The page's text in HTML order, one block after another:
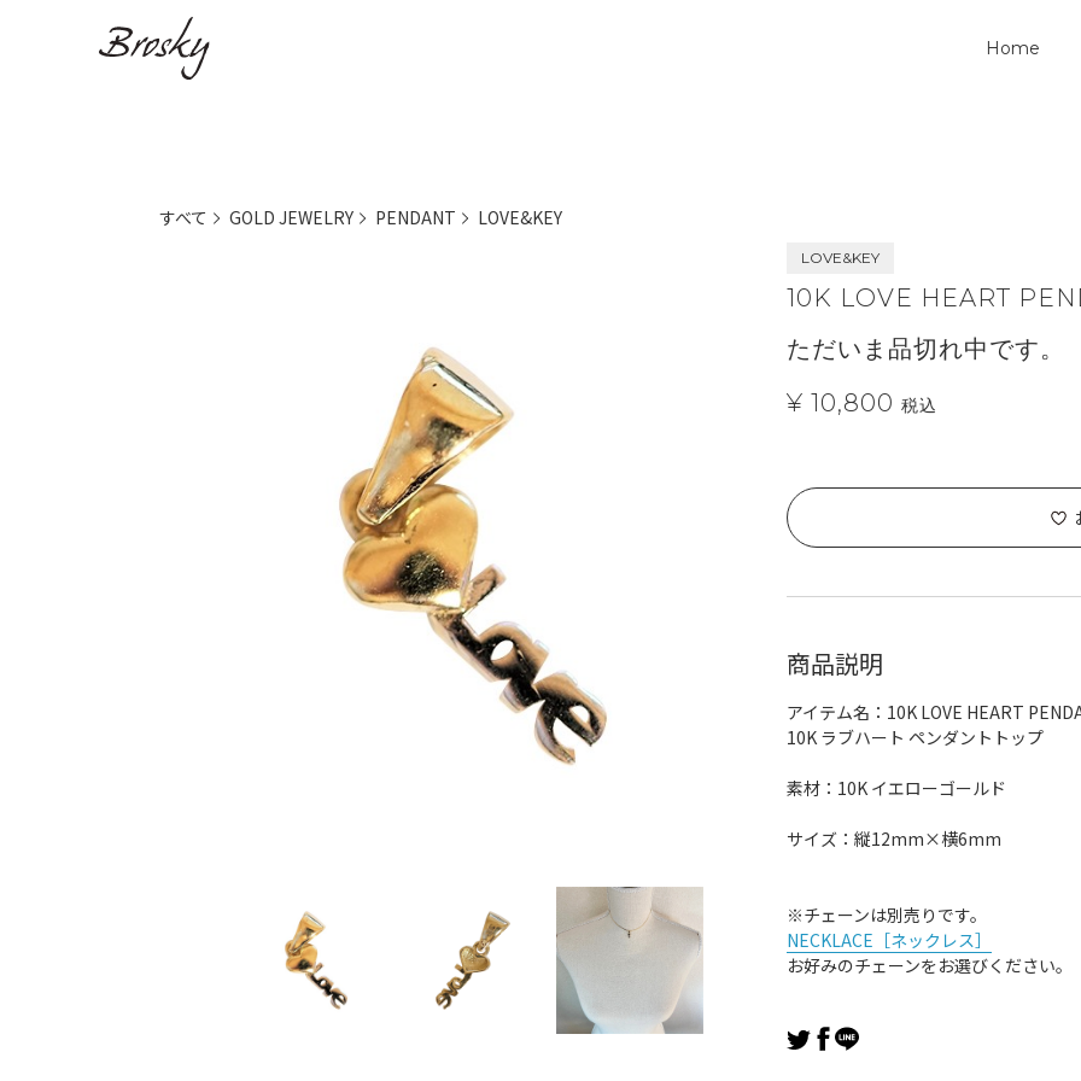
Home
すべて GOLD JEWELRY PENDANT LOVE&KEY
LOVE&KEY
10K LOVE HEART
ただいま品切れ中です。
¥ 10,800 税込
商品説明
アイテム名：10K LOVE HEART
10K ラブハート ペンダントトップ
素材：10K イエローゴールド
サイズ：縦12mm×横6mm
※チェーンは別売りです。
NECKLACE［ネックレス］
お好みのチェーンをお選びください。